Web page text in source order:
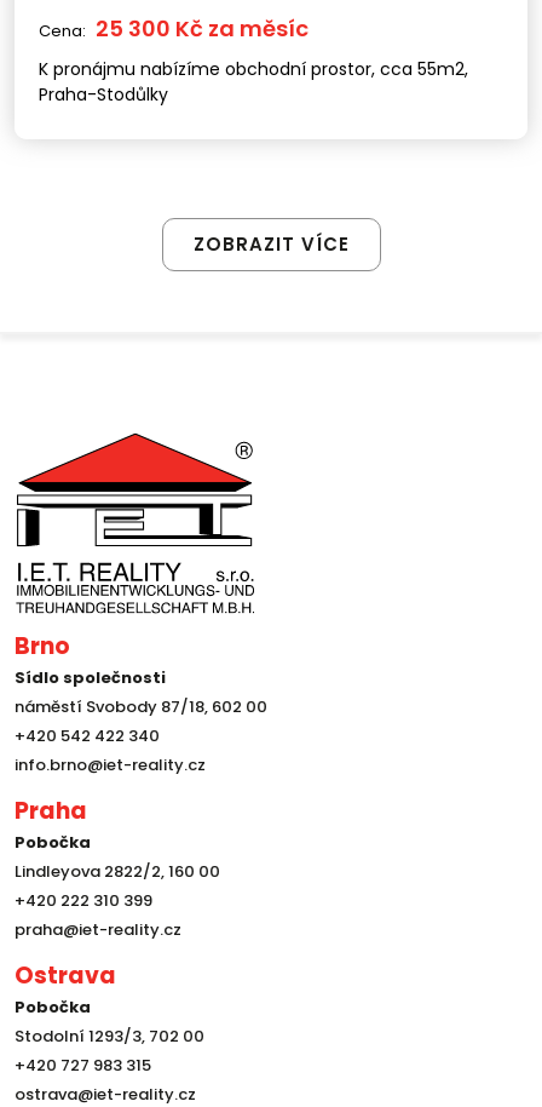
Cena: 25 300 Kč za měsíc
K pronájmu nabízíme obchodní prostor, cca 55m2,
Praha-Stodůlky
ZOBRAZIT VÍCE
Brno
Sídlo společnosti
náměstí Svobody 87/18, 602 00
+420 542 422 340
info.brno@iet-reality.cz
Praha
Pobočka
Lindleyova 2822/2, 160 00
+420 222 310 399
praha@iet-reality.cz
Ostrava
Pobočka
Stodolní 1293/3, 702 00
+420 727 983 315
ostrava@iet-reality.cz